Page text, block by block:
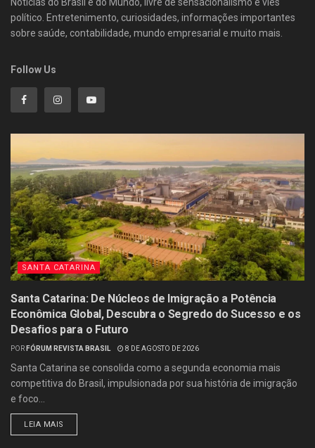
político. Entretenimento, curiosidades, informações importantes
sobre saúde, contabilidade, mundo empresarial e muito mais.
Follow Us
SANTA CATARINA
Santa Catarina: De Núcleos de Imigração a Potência
Econômica Global, Descubra o Segredo do Sucesso e os
Desafios para o Futuro
POR FÓRUM REVISTA BRASIL 8 DE AGOSTO DE 2026
Santa Catarina se consolida como a segunda economia mais
competitiva do Brasil, impulsionada por sua história de imigração
e foco...
LEIA MAIS